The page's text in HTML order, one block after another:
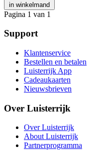
in winkelmand
Pagina 1 van 1
Support
Klantenservice
Bestellen en betalen
Luisterrijk App
Cadeaukaarten
Nieuwsbrieven
Over Luisterrijk
Over Luisterrijk
About Luisterrijk
Partnerprogramma